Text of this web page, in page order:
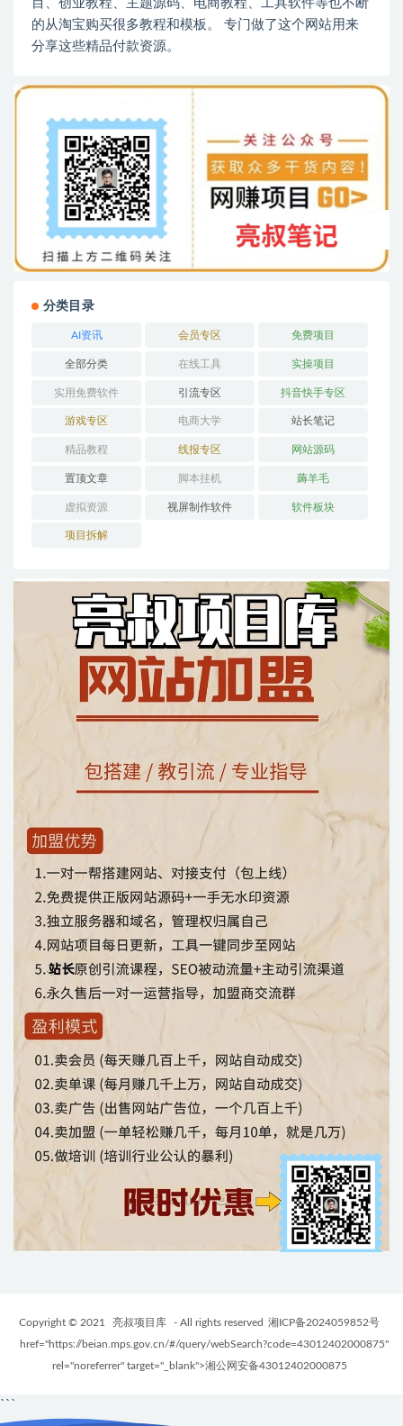
目、创业教程、主题源码、电商教程、工具软件等也不断
的从淘宝购买很多教程和模板。 专门做了这个网站用来
分享这些精品付款资源。
分类目录
AI资讯 会员专区 免费项目
全部分类 在线工具 实操项目
实用免费软件 引流专区 抖音快手专区
游戏专区 电商大学 站长笔记
精品教程 线报专区 网站源码
置顶文章 脚本挂机 薅羊毛
虚拟资源 视屏制作软件 软件板块
项目拆解
Copyright © 2021 亮叔项目库 - All rights reserved 湘ICP备2024059852号
href="https://beian.mps.gov.cn/#/query/webSearch?code=43012402000875"
rel="noreferrer" target="_blank">湘公网安备43012402000875
```